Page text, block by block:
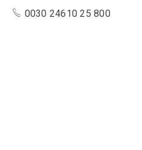
0030 24610 25 800